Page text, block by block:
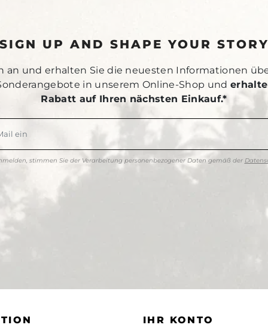
UP AND SHAPE YOUR STORY
an und erhalten Sie die neuesten Informationen
in unserem Online-Shop und
Rabatt auf Ihren nächsten Einkauf.*
stimmen Sie der Verarbeitung personenbezogener Daten gemäß der
IHR KONTO